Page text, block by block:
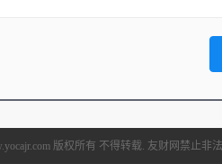
版权所有 不得转载. 友财网禁止非